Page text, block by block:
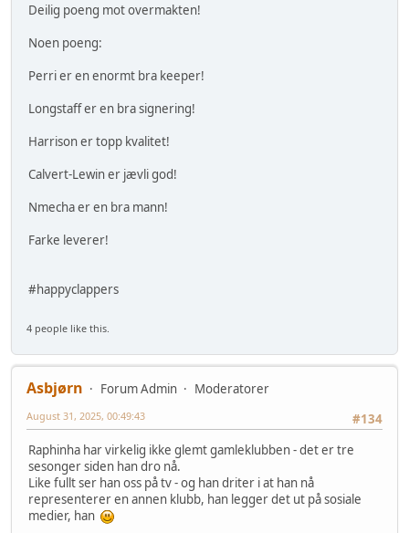
Deilig poeng mot overmakten!
Noen poeng:
Perri er en enormt bra keeper!
Longstaff er en bra signering!
Harrison er topp kvalitet!
Calvert-Lewin er jævli god!
Nmecha er en bra mann!
Farke leverer!
#happyclappers
4 people like this.
Asbjørn Forum Admin
Moderatorer
#134
August 31, 2025, 00:49:43
Raphinha har virkelig ikke glemt gamleklubben - det er tre
sesonger siden han dro nå.
Like fullt ser han oss på tv - og han driter i at han nå
representerer en annen klubb, han legger det ut på sosiale
medier, han